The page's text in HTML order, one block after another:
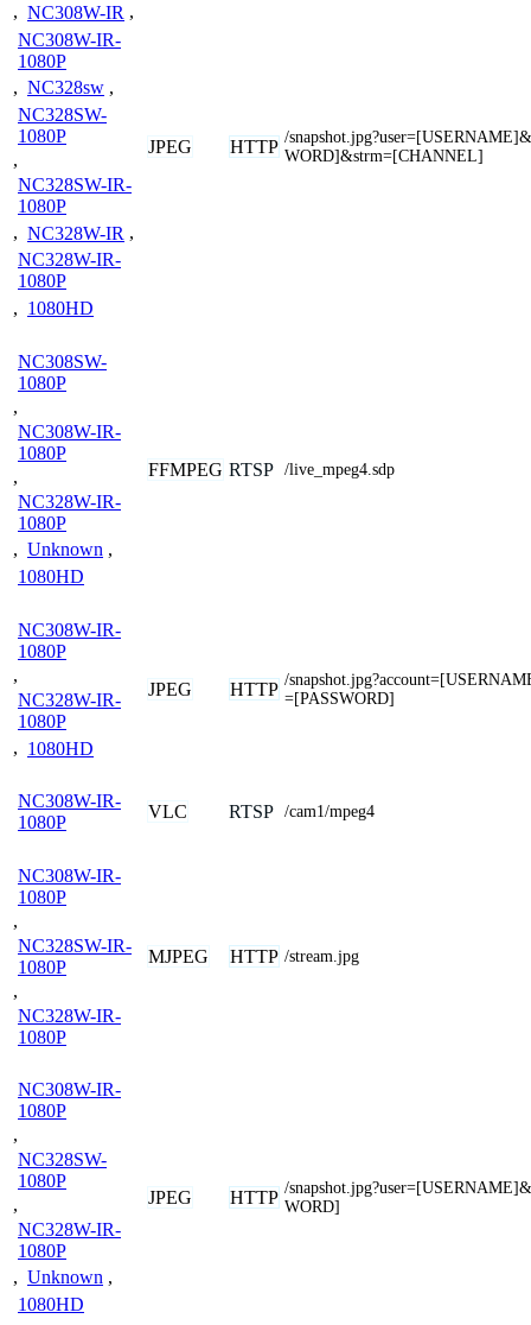
, NC308W-IR ,
NC308W-IR-
1080P
, NC328sw ,
NC328SW-
1080P
,
NC328SW-IR-
1080P
, NC328W-IR ,
NC328W-IR-
1080P
, 1080HD
JPEG HTTP /
WORD]&strm=[CHANNEL]
NC308SW-
1080P
,
NC308W-IR-
1080P
,
NC328W-IR-
1080P
, Unknown ,
1080HD
FFMPEG RTSP /live_mpeg4.sdp
NC308W-IR-
1080P
,
NC328W-IR-
1080P
, 1080HD
JPEG HTTP /
=[PASSWORD]
NC308W-IR-
1080P
VLC RTSP /cam1/mpeg4
NC308W-IR-
1080P
,
NC328SW-IR-
1080P
,
NC328W-IR-
1080P
MJPEG HTTP /stream.jpg
NC308W-IR-
1080P
,
NC328SW-
1080P
,
NC328W-IR-
1080P
, Unknown ,
1080HD
JPEG HTTP /
WORD]